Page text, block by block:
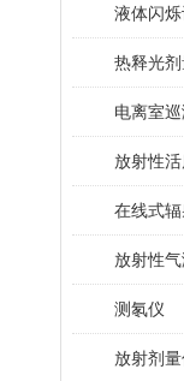
液体闪
热释光
电离室
放射性
在线式
放射性
测氡仪
放射剂